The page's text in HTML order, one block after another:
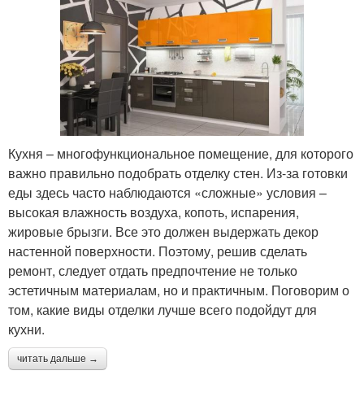
Кухня – многофункциональное помещение, для которого
важно правильно подобрать отделку стен. Из-за готовки
еды здесь часто наблюдаются «сложные» условия –
высокая влажность воздуха, копоть, испарения,
жировые брызги. Все это должен выдержать декор
настенной поверхности. Поэтому, решив сделать
ремонт, следует отдать предпочтение не только
эстетичным материалам, но и практичным. Поговорим о
том, какие виды отделки лучше всего подойдут для
кухни.
читать дальше →